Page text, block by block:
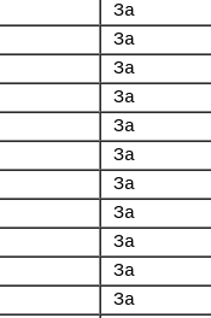
За
За
За
За
За
За
За
За
За
За
За